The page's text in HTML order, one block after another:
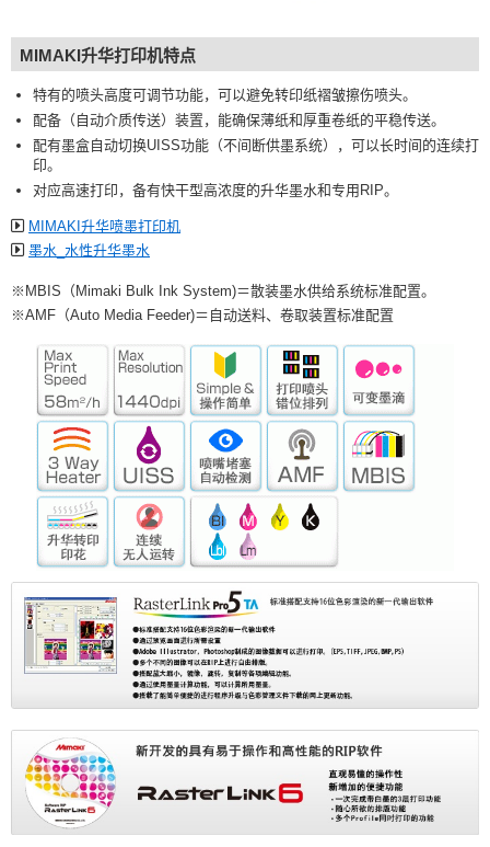
MIMAKI升华打印机特点
特有的喷头高度可调节功能，可以避免转印纸褶皱擦伤喷头。
配备（自动介质传送）装置，能确保薄纸和厚重卷纸的平稳传送。
配有墨盒自动切换UISS功能（不间断供墨系统），可以长时间的连续打
印。
对应高速打印，备有快干型高浓度的升华墨水和专用RIP。
MIMAKI升华喷墨打印机
墨水_水性升华墨水
※MBIS（Mimaki Bulk Ink System)＝散装墨水供给系统标准配置。
※AMF（Auto Media Feeder)＝自动送料、卷取装置标准配置